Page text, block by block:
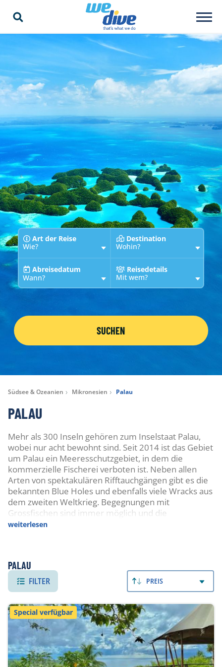
Art der Reise
Wie?
Destination
Wohin?
Abreisedatum
Wann?
Reisedetails
Mit wem?
SUCHEN
Südsee & Ozeanien Mikronesien Palau
PALAU
Mehr als 300 Inseln gehören zum Inselstaat Palau,
wobei nur acht bewohnt sind. Seit 2014 ist das Gebiet
um Palau ein Meeresschutzgebiet, in dem die
kommerzielle Fischerei verboten ist. Neben allen
Arten von spektakulären Rifftauchgängen gibt es die
bekannten Blue Holes und ebenfalls viele Wracks aus
dem zweiten Weltkrieg. Begegnungen mit
Grossfischen sind immer möglich und die
Artenvielfalt der kleineren Fische, Korallen und der
Zu den Tauchplätzen bei Koror gehört unter anderem
der «German Channel». Hier findet man Mantas,
Barrakudaschulen, Makrelenschwärme, Adlerrochen
und jede Menge Rifffische und -haie. Auch seltenere
Begegnungen mit Hammerhaien oder Tigerhaien
sind möglich. Etwas weiter im Norden liegt der
«Ulong Channel», den man bei einlaufender
Strömung betaucht und an Riffhaien,
Fischschwärmen, Schildkröten und wunderschönen
weiterlesen
PALAU
FILTER PREIS
Special verfügbar